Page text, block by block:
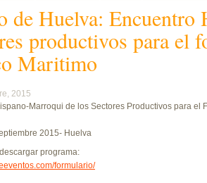
de Huelva:
productivos para el
Maritimo
2015
Marroqui de los Sectores Productivos para el
2015- Huelva
programa:
formulario/